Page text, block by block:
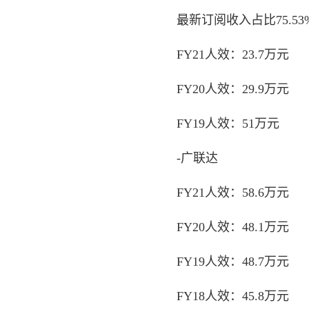
最新订阅收入占比
FY21人效：23.7万元
FY20人效：29.9万元
FY19人效：51万元
-广联达
FY21人效：58.6万元
FY20人效：48.1万元
FY19人效：48.7万元
FY18人效：45.8万元